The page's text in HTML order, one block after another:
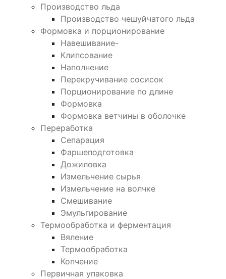
Производство льда
Производство чешуйчатого льда
Формовка и порционирование
Навешивание-
Клипсование
Наполнение
Перекручивание сосисок
Порционирование по длине
Формовка
Формовка ветчины в оболочке
Переработка
Сепарация
Фаршеподготовка
Дожиловка
Измельчение сырья
Измельчение на волчке
Смешивание
Эмульгирование
Термообработка и ферментация
Вяление
Термообработка
Копчение
Первичная упаковка